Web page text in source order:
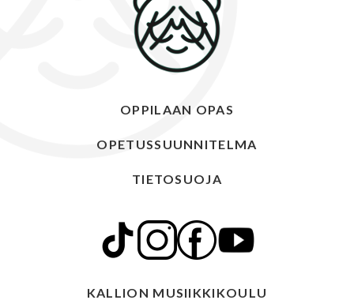
OPPILAAN OPAS
OPETUSSUUNNITELMA
TIETOSUOJA
KALLION MUSIIKKIKOULU